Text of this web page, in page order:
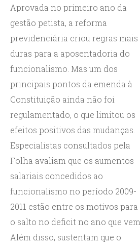
Aprovada no primeiro ano da
gestão petista, a reforma
previdenciária criou regras mais
duras para a aposentadoria do
funcionalismo. Mas um dos
principais pontos da emenda à
Constituição ainda não foi
regulamentado, o que limitou os
efeitos positivos das mudanças.
Especialistas consultados pela
Folha avaliam que os aumentos
salariais concedidos ao
funcionalismo no período 2009-
2011 estão entre os motivos para
o salto no deficit no ano que vem.
Além disso, sustentam que o